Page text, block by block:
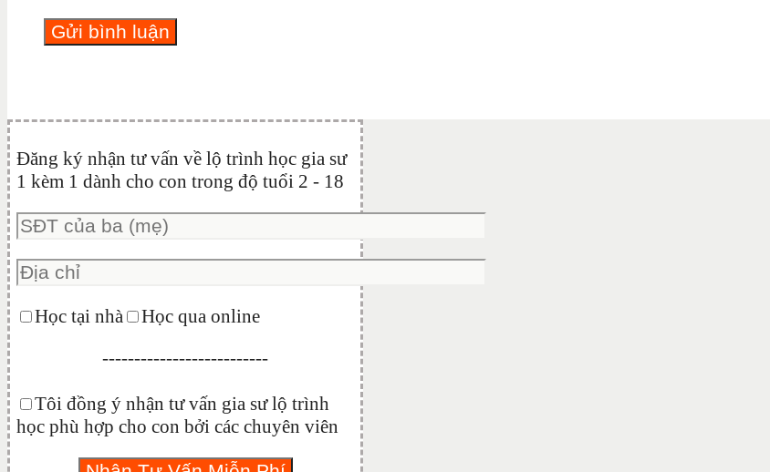
Đăng ký nhận tư vấn về lộ trình học gia sư
1 kèm 1 dành cho con trong độ tuổi 2 - 18
Học tại nhà
Học qua online
--------------------------
Tôi đồng ý nhận tư vấn gia sư lộ trình
học phù hợp cho con bởi các chuyên viên